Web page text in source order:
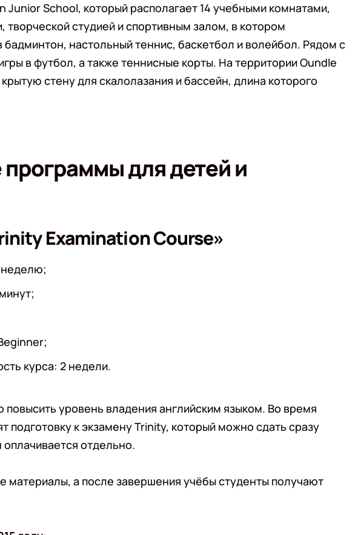
Junior School, который располагает 14 учебными комнатами,
студией и спортивным залом, в котором
настольный теннис, баскетбол и волейбол. Рядом с
в футбол, а также теннисные корты. На территории Oundle
стену для скалолазания и бассейн, длина которого
для детей и
Examination Course»
неделю;
курса: 2 недели.
уровень владения английским языком. Во время
подготовку к экзамену Trinity, который можно сдать сразу
отдельно.
материалы, а после завершения учёбы студенты получают